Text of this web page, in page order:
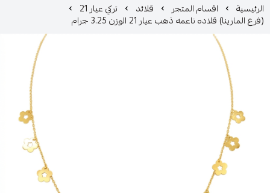
الرئيسية اقسام المتجر قلائد تركي عيار 21
(فرع المارينا) قلاده ناعمه ذهب عيار 21 الوزن 3.25 جرام